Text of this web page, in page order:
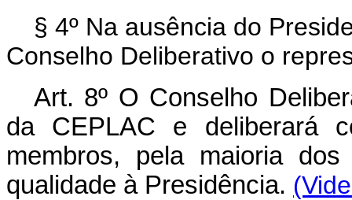
§ 4º Na ausência do
Conselho Deliberativo o
Art. 8º O Conselho
da CEPLAC e deliberará
membros, pela maioria
qualidade à Presidência.